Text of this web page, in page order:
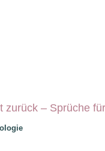
zurück – Sprüche